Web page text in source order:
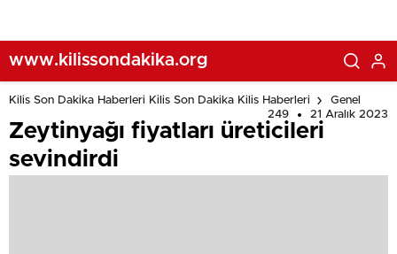
www.kilissondakika.org
Kilis Son Dakika Haberleri Kilis Son Dakika Kilis Haberleri
Genel
249
21 Aralık 2023
Zeytinyağı fiyatları üreticileri
sevindirdi